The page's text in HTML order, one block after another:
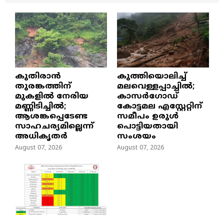
കുതിരാൻ
തുരങ്കത്തിന്
മുകളിൽ നേരിയ
മണ്ണിടിച്ചിൽ;
ആശങ്കപ്പെടേണ്ട
സാഹചര്യമില്ലെന്ന്
അധികൃതർ
August 07, 2026
കുത്തിയൊലിച്ച്
മലവെള്ളപ്പാച്ചിൽ;
കാസർഗോഡ്
കോട്ടമല എസ്റ്റേറ്റിന്
സമീപം ഉരുൾ
പൊട്ടിയതായി
സംശയം
August 07, 2026